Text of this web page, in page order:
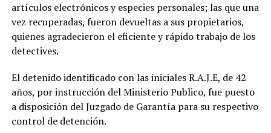
artículos electrónicos y especies personales; las que una
vez recuperadas, fueron devueltas a sus propietarios,
quienes agradecieron el eficiente y rápido trabajo de los
detectives.
El detenido identificado con las iniciales R.A.J.E, de 42
años, por instrucción del Ministerio Publico, fue puesto
a disposición del Juzgado de Garantía para su respectivo
control de detención.